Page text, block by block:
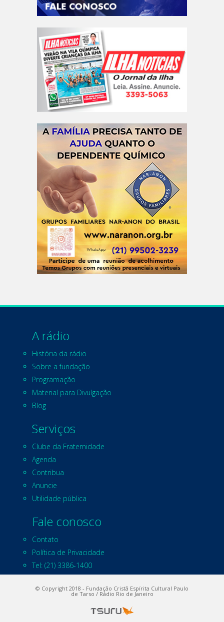
A rádio
História da rádio
Sobre a fundação
Programação
Material para Divulgação
Blog
Serviços
Clube da Fraternidade
Agenda
Contribua
Anuncie
Utilidade pública
Fale conosco
Contato
Política de Privacidade
Tel: (21) 3386-1400
© Copyright 2018 - Fundação Cristã Espírita Cultural Paulo
de Tarso / Rádio Rio de Janeiro